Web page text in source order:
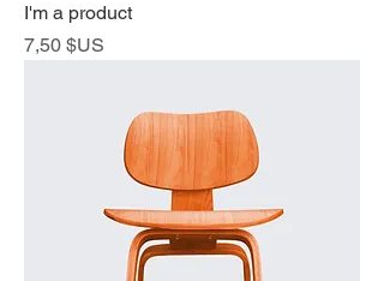
I'm a product
Prix
7,50 $US